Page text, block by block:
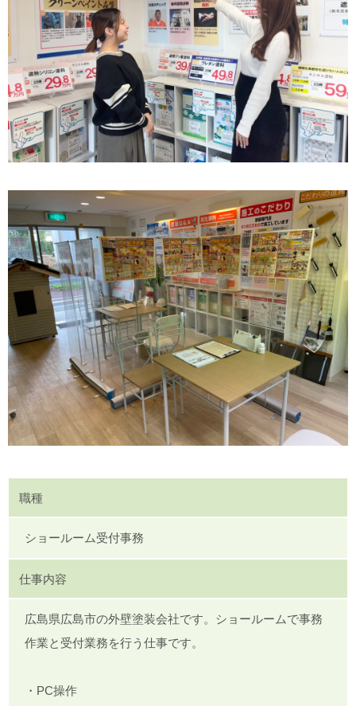
職種
ショールーム受付事務
仕事内容
広島県広島市の外壁塗装会社です。ショールームで事務
作業と受付業務を行う仕事です。
・PC操作